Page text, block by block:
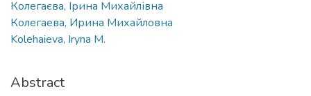
Колегаєва, Ірина Михайлівна
Колегаева, Ирина Михайловна
Kolehaieva, Iryna M.
Abstract